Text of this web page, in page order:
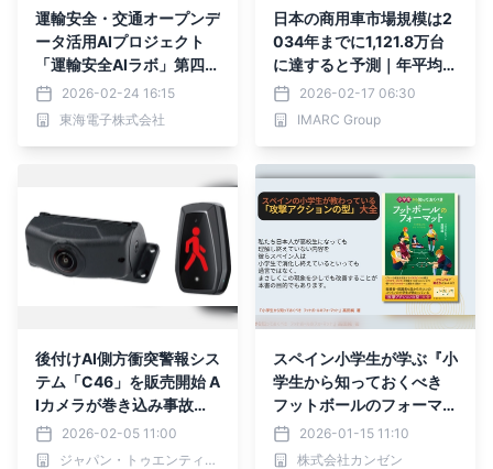
運輸安全・交通オープンデ
ータ活用AIプロジェクト
「運輸安全AIラボ」第四弾
トラック・バス・タクシー
事業者の行政処分をAIで分
析する新情報サイト「Co
2026-02-24 16:15
東海電子株式会社
日本の商用車市場規模は2
034年までに1,121.8万台
に達すると予測｜年平均成
長率3.18%
2026-02-17 06:30
IMARC Group
後付けAI側方衝突警報シス
テム「C46」を販売開始 A
Iカメラが巻き込み事故リ
スクを予測し注意喚起
2026-02-05 11:00
ジャパン・トゥエンティワン株式会社
スペイン小学生が学ぶ『小
学生から知っておくべき
フットボールのフォーマッ
ト』1月20日発売｜攻撃ア
クションの型を体系的に習
2026-01-15 11:10
株式会社カンゼン